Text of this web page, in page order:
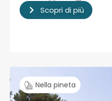
Scopri di più
Nella pineta